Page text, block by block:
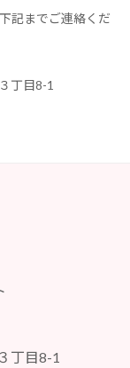
記までご連絡くだ
丁目8-1
丁目8-1